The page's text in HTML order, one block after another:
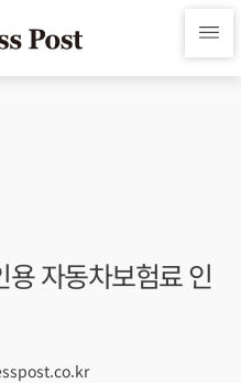
자동차보험료 인